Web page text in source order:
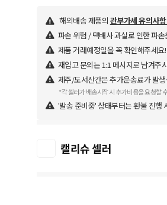
해외배송 제품의 관부가세 유의사
파손 위험 / 택배사 과실로 인한 파손
제품 거래예정일을 꼭 확인해주세요!
재입고 문의는 1:1 메시지로 남겨주
제주/도서산간은 추가운송료가 발
*각 셀러가 배송시작 시 추가비용을 요청할
'발송 준비중' 상태부터는 환불 진행
캘리슈 셀러